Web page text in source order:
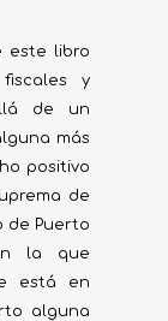
este libro
y
de un
más
positivo
de
de Puerto
la que
está en
alguna